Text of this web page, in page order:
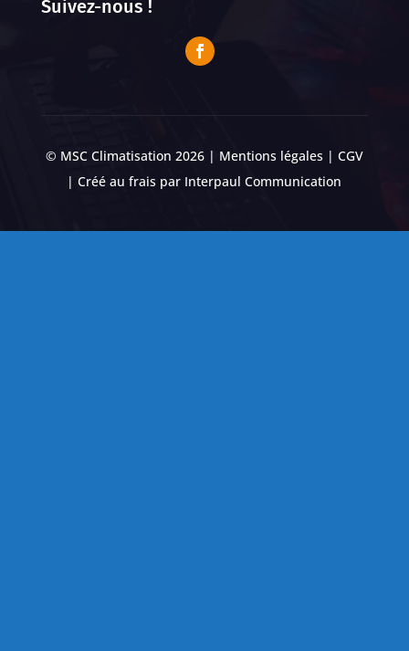
Suivez-nous !
© MSC Climatisation 2026 | Mentions légales| CGV
| Créé au frais par Interpaul Communication